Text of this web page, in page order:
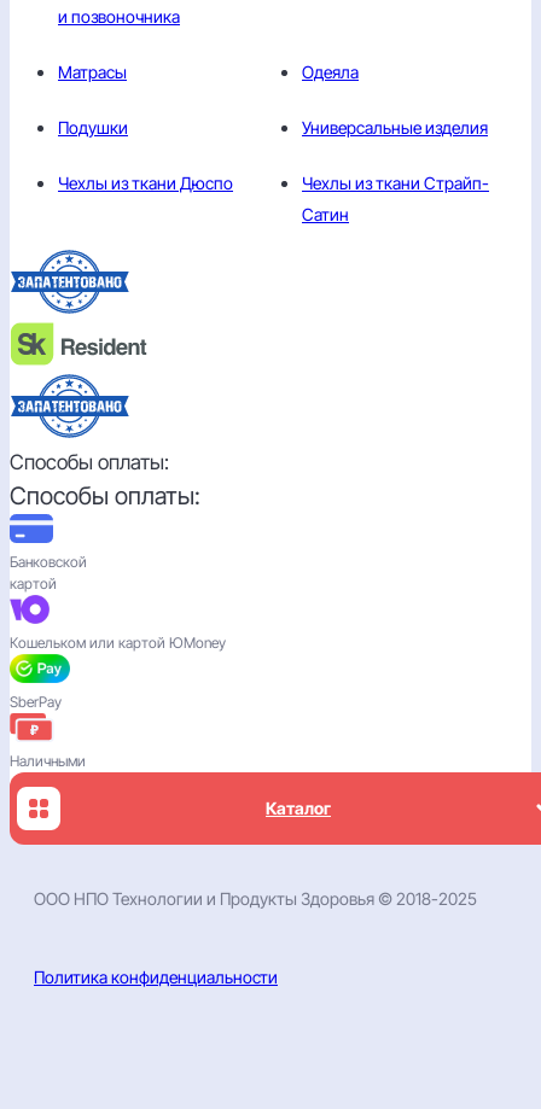
и позвоночника
Матрасы Одеяла
Подушки Универсальные изделия
Чехлы из ткани Дюспо
Чехлы из ткани Страйп-
Сатин
Способы оплаты:
Способы оплаты:
Банковской
картой
Кошельком или картой ЮMoney
SberPay
Наличными
Каталог
ООО НПО Технологии и Продукты Здоровья © 2018-2025
Политика конфиденциальности